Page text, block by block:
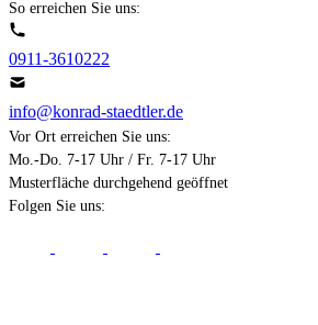
So erreichen Sie uns:
0911-3610222
info@konrad-staedtler.de
Vor Ort erreichen Sie uns:
Mo.-Do. 7-17 Uhr / Fr. 7-17 Uhr
Musterfläche durchgehend geöffnet
Folgen Sie uns: